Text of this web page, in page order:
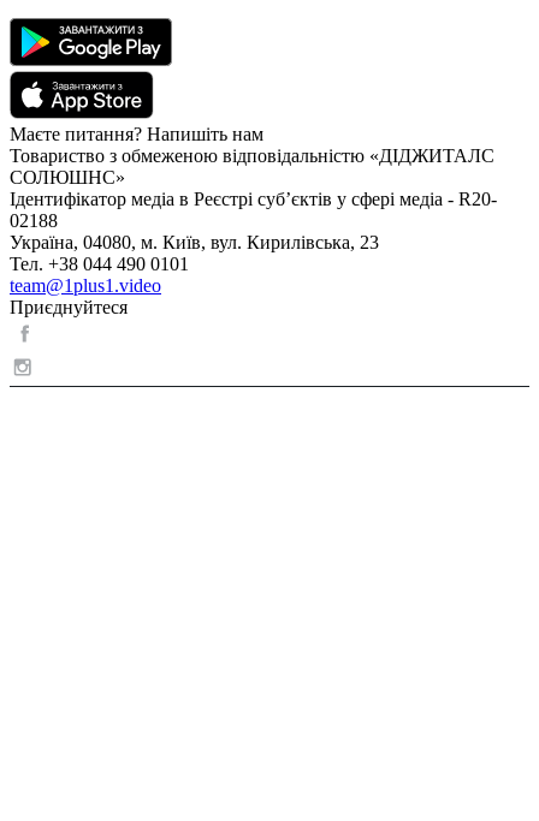
Маєте питання? Напишіть нам
Товариство з обмеженою відповідальністю «ДІДЖИТАЛС
СОЛЮШНС»
Ідентифікатор медіа в Реєстрі суб’єктів у сфері медіа - R20-
02188
Україна, 04080, м. Київ, вул. Кирилівська, 23
Тел. +38 044 490 0101
team@1plus1.video
Приєднуйтеся